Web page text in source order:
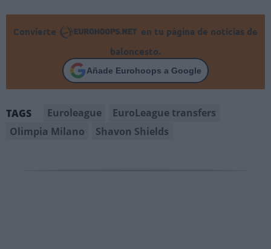
Convierte
en tu página de noticias de
baloncesto.
Añade Eurohoops a Google
TAGS Euroleague
EuroLeague transfers
Olimpia Milano
Shavon Shields